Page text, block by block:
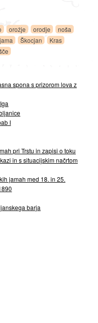
orožje orodje
noša
Škocjan
Kras
spona s prizorom lova z
I
pri Trstu in zapisi o toku
in s situacijskim načrtom
jamah med 18. in 25.
barja